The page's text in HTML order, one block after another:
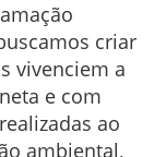
criar
vivenciem a
e com
ao
ambiental,